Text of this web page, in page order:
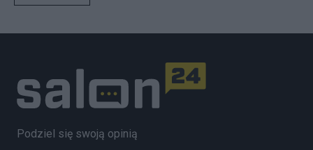
Podziel się swoją opinią